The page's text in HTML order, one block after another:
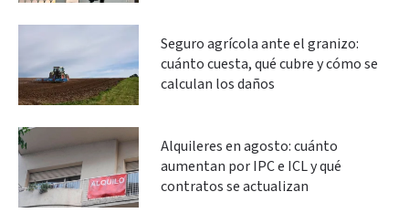
Seguro agrícola ante el granizo:
cuánto cuesta, qué cubre y cómo se
calculan los daños
Alquileres en agosto: cuánto
aumentan por IPC e ICL y qué
contratos se actualizan